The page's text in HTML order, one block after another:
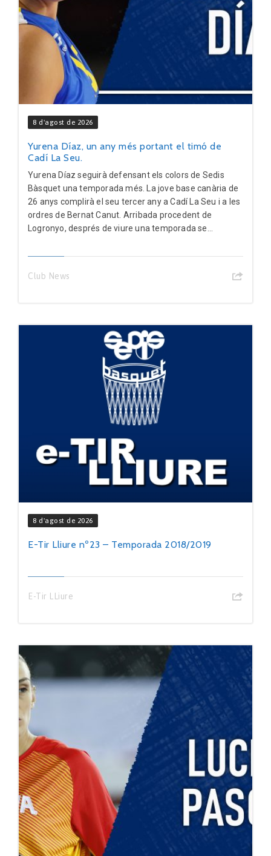
8 d'agost de 2026
Yurena Díaz, un any més portant el timó de
Cadí La Seu.
Yurena Díaz seguirà defensant els colors de Sedis
Bàsquet una temporada més. La jove base canària de
26 anys complirà el seu tercer any a Cadí La Seu i a les
ordres de Bernat Canut. Arribada procedent de
Logronyo, després de viure una temporada se...
Club News
8 d'agost de 2026
E-Tir Lliure nº23 – Temporada 2018/2019
E-Tir LLiure